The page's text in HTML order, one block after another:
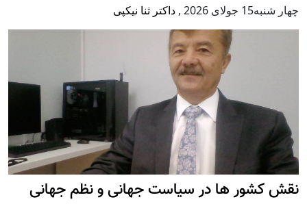
چهار شنبه15 جولای 2026 , داکتر ثنا نیکپی
نقش کشور ها در سیاست جهانی و نظم جهانی